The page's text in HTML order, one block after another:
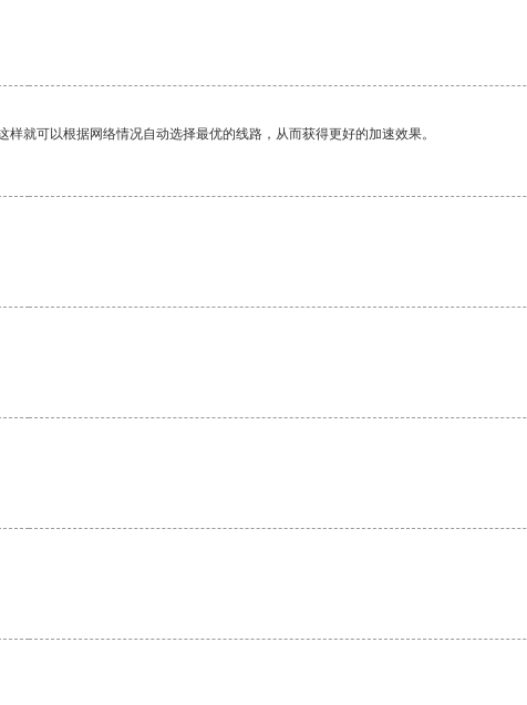
就可以根据网络情况自动选择最优的线路，从而获得更好的加速效果。